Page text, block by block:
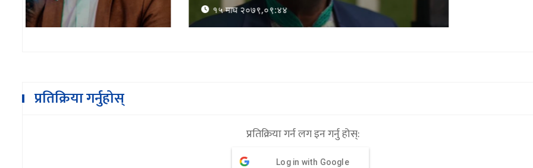
१५ माघ २०७९,०९:४४ १५ माघ २०७९,१७:१६
प्रतिक्रिया गर्नुहोस्
प्रतिक्रिया गर्न लग इन गर्नु होस्:
Log in with Google